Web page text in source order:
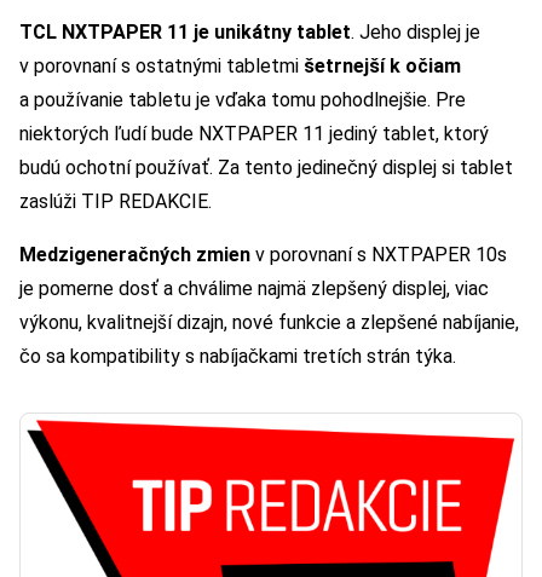
TCL NXTPAPER 11 je unikátny tablet. Jeho displej je
v porovnaní s ostatnými tabletmi šetrnejší k očiam
a používanie tabletu je vďaka tomu pohodlnejšie. Pre
niektorých ľudí bude NXTPAPER 11 jediný tablet, ktorý
budú ochotní používať. Za tento jedinečný displej si tablet
zaslúži TIP REDAKCIE.
Medzigeneračných zmien v porovnaní s NXTPAPER 10s
je pomerne dosť a chválime najmä zlepšený displej, viac
výkonu, kvalitnejší dizajn, nové funkcie a zlepšené nabíjanie,
čo sa kompatibility s nabíjačkami tretích strán týka.